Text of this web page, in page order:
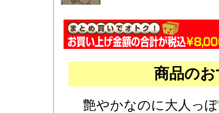
商品の
艶やかなのに大人っ